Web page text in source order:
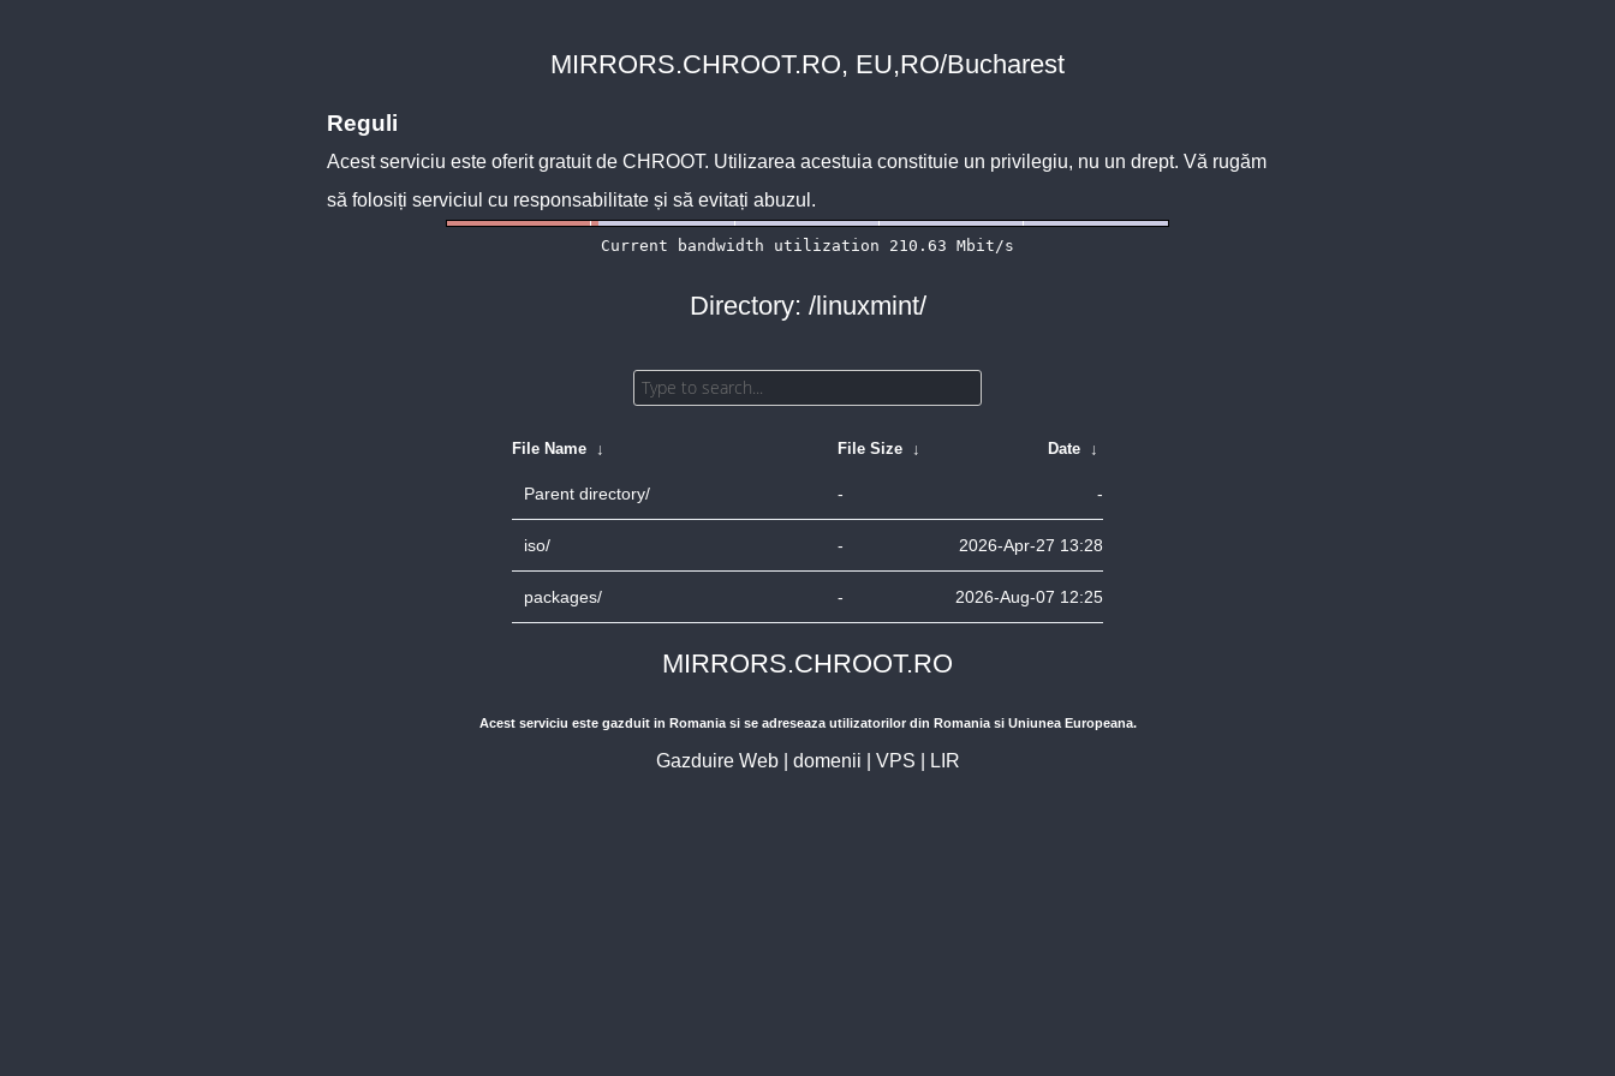
MIRRORS.CHROOT.RO, EU,RO/Bucharest
Reguli
Acest serviciu este oferit gratuit de CHROOT. Utilizarea acestuia constituie un privilegiu, nu un drept. Vă rugăm
să folosiți serviciul cu responsabilitate și să evitați abuzul.
Directory: /linuxmint/
File Name ↓ File Size ↓ Date ↓
Parent directory/ - -
iso/ - 2026-Apr-27 13:28
packages/ - 2026-Aug-07 12:25
MIRRORS.CHROOT.RO
Acest serviciu este gazduit in Romania si se adreseaza utilizatorilor din Romania si Uniunea Europeana.
Gazduire Web| domenii VPS LIR